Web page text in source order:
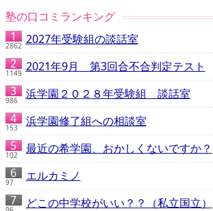
塾の口コミランキング
2862 2027年受験組の談話室
1149 2021年9月 第3回合不合判定テスト
986 浜学園２０２８年受験組 談話室
153 浜学園修了組への相談室
102 最近の希学園、おかしくないですか？
97 エルカミノ
どこの中学校がいい？？（私立国立）